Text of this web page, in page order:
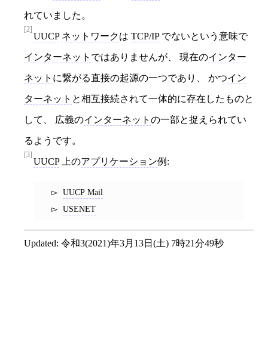
れていました。
[2]
UUCP ネットワークは TCP/IPでないという意味で
インターネット ではありませんが、 現在のインター
ネット に繋がる直接の起源の一つであり、 かつイン
ターネット と相互接続されて一体的に存在したものと
して、 広義のインターネット の一部と捉えられてい
るようです。
[3]
UUCP上のアプリケーション例:
UUCP Mail
USENET
Updated: 令和3(2021)年3月13日(土) 7時21分49秒